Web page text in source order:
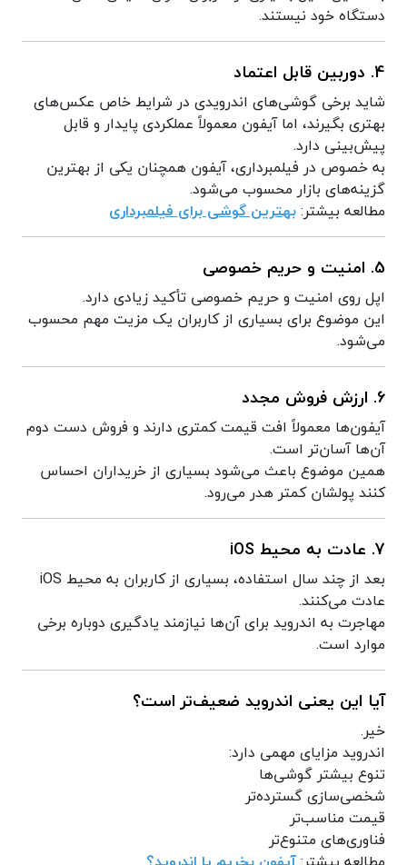
دستگاه خود نیستند.
4. دوربین قابل اعتماد
شاید برخی گوشی‌های اندرویدی در شرایط خاص عکس‌های
بهتری بگیرند، اما آیفون معمولاً عملکردی پایدار و قابل
پیش‌بینی دارد.
به خصوص در فیلمبرداری، آیفون همچنان یکی از بهترین
گزینه‌های بازار محسوب می‌شود.
مطالعه بیشتر:بهترین گوشی برای فیلمبرداری
5. امنیت و حریم خصوصی
اپل روی امنیت و حریم خصوصی تأکید زیادی دارد.
این موضوع برای بسیاری از کاربران یک مزیت مهم محسوب
می‌شود.
6. ارزش فروش مجدد
آیفون‌ها معمولاً افت قیمت کمتری دارند و فروش دست دوم
آن‌ها آسان‌تر است.
همین موضوع باعث می‌شود بسیاری از خریداران احساس
کنند پولشان کمتر هدر می‌رود.
7. عادت به محیط iOS
بعد از چند سال استفاده، بسیاری از کاربران به محیط iOS
عادت می‌کنند.
مهاجرت به اندروید برای آن‌ها نیازمند یادگیری دوباره برخی
موارد است.
آیا این یعنی اندروید ضعیف‌تر است؟
خیر.
اندروید مزایای مهمی دارد:
تنوع بیشتر گوشی‌ها
شخصی‌سازی گسترده‌تر
قیمت مناسب‌تر
فناوری‌های متنوع‌تر